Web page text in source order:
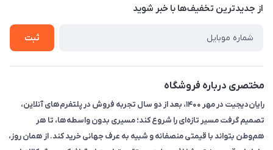
تماس با ما
راهنما
از جدید‌ترین تخفیف‌ها با‌ خبر شوید
ثبت
مختصری درباره فروشگاه
رایان‌دیجیت در مهر ۱۴۰۰، بعد از دو سال تجربه فروش در پلتفرم‌های آنلاین،
تصمیم گرفت مسیر تازه‌ای را شروع کند؛ مسیری بدون واسطه‌ها، تا هر
هم‌وطن بتواند با قیمتی منصفانه و شبیه به عرف جهانی خرید کند. از همان روز،